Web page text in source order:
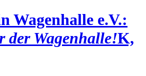
Wagenhalle e.V.:
der Wagenhalle!K,